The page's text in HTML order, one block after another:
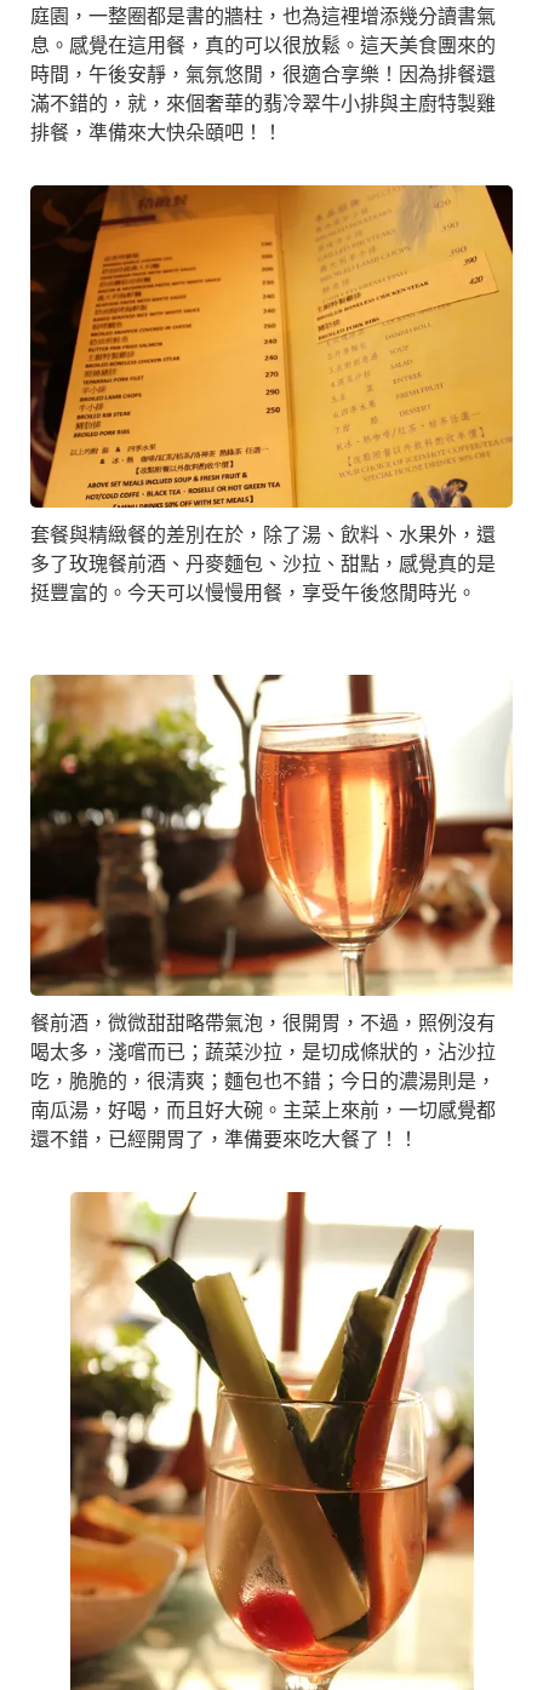
庭園，一整圈都是書的牆柱，也為這裡增添幾分讀書氣
息。感覺在這用餐，真的可以很放鬆。這天美食團來的
時間，午後安靜，氣氛悠閒，很適合享樂！因為排餐還
滿不錯的，就，來個奢華的翡冷翠牛小排與主廚特製雞
排餐，準備來大快朵頤吧！！
套餐與精緻餐的差別在於，除了湯、飲料、水果外，還
多了玫瑰餐前酒、丹麥麵包、沙拉、甜點，感覺真的是
挺豐富的。今天可以慢慢用餐，享受午後悠閒時光。
餐前酒，微微甜甜略帶氣泡，很開胃，不過，照例沒有
喝太多，淺嚐而已；蔬菜沙拉，是切成條狀的，沾沙拉
吃，脆脆的，很清爽；麵包也不錯；今日的濃湯則是，
南瓜湯，好喝，而且好大碗。主菜上來前，一切感覺都
還不錯，已經開胃了，準備要來吃大餐了！！